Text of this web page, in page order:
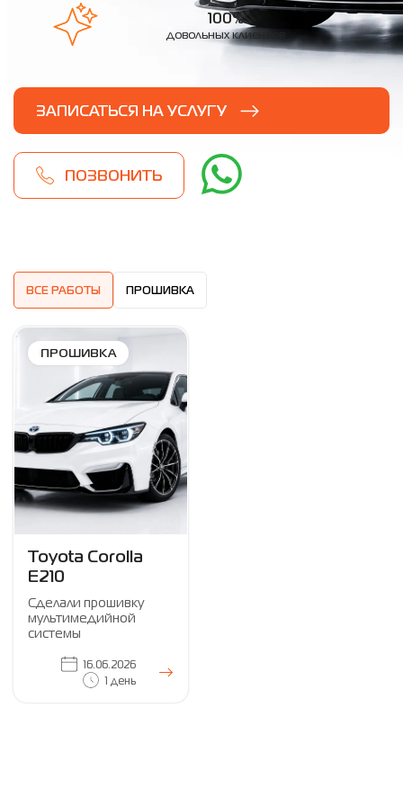
100%
довольных клиентов
ЗАПИСАТЬСЯ НА УСЛУГУ
ПОЗВОНИТЬ
ВСЕ РАБОТЫ ПРОШИВКА
ПРОШИВКА
Toyota Corolla
E210
Сделали прошивку
мультимедийной
системы
16.06.2026
1 день